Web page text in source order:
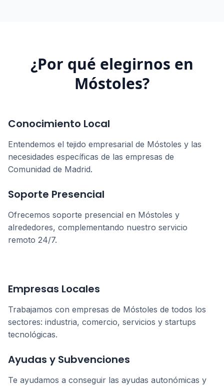
¿Por qué elegirnos en
Móstoles?
Conocimiento Local
Entendemos el tejido empresarial de Móstoles y las
necesidades específicas de las empresas de
Comunidad de Madrid.
Soporte Presencial
Ofrecemos soporte presencial en Móstoles y
alrededores, complementando nuestro servicio
remoto 24/7.
Empresas Locales
Trabajamos con empresas de Móstoles de todos los
sectores: industria, comercio, servicios y startups
tecnológicas.
Ayudas y Subvenciones
Te ayudamos a conseguir las ayudas autonómicas y